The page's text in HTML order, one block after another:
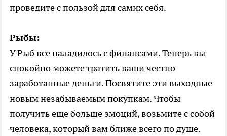
проведите с пользой для самих себя.
Рыбы:
У Рыб все наладилось с финансами. Теперь вы
спокойно можете тратить ваши честно
заработанные деньги. Посвятите эти выходные
новым незабываемым покупкам. Чтобы
получить еще больше эмоций, возьмите с собой
человека, который вам ближе всего по душе.